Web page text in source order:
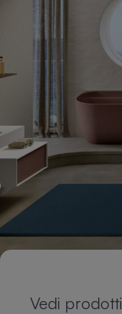
Vedi prodotti